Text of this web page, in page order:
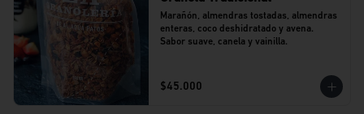
Marañón, almendras tostadas, almendras
enteras, coco deshidratado y avena.
Sabor suave, canela y vainilla.
$45.000